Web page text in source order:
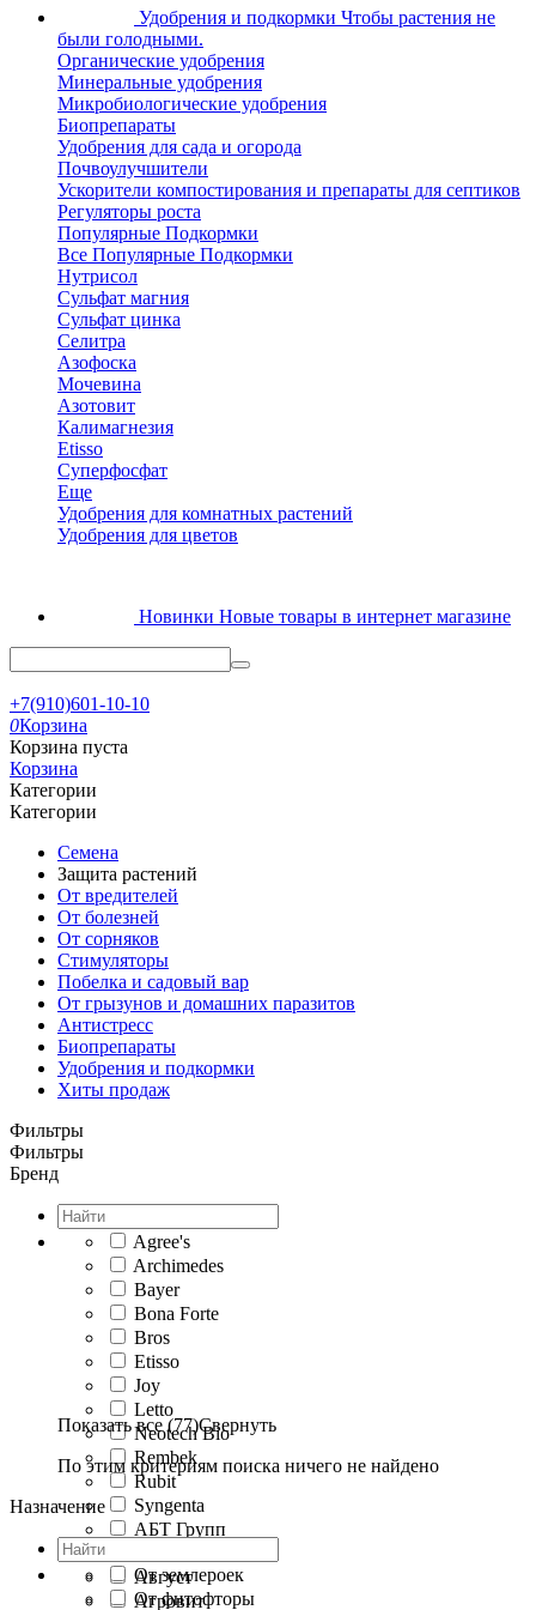
Удобрения и подкормки Чтобы растения не
были голодными.
Органические удобрения
Минеральные удобрения
Микробиологические удобрения
Биопрепараты
Удобрения для сада и огорода
Почвоулучшители
Ускорители компостирования и препараты для септиков
Регуляторы роста
Популярные Подкормки
Все Популярные Подкормки
Нутрисол
Сульфат магния
Сульфат цинка
Селитра
Азофоска
Мочевина
Азотовит
Калимагнезия
Etisso
Суперфосфат
Еще
Удобрения для комнатных растений
Удобрения для цветов
Новинки Новые товары в интернет магазине
+7(910)601-10-10
0Корзина
Корзина пуста
Корзина
Категории
Категории
Семена
Защита растений
От вредителей
От болезней
От сорняков
Стимуляторы
Побелка и садовый вар
От грызунов и домашних паразитов
Антистресс
Биопрепараты
Удобрения и подкормки
Хиты продаж
Фильтры
Фильтры
Бренд
Agree's
Archimedes
Bayer
Bona Forte
Bros
Etisso
Joy
Letto
Neotech Bio
Rembek
Rubit
Syngenta
АБТ Групп
Август
Агровит
Показать все (77)Свернуть
По этим критериям поиска ничего не найдено
Назначение
От землероек
От фитофторы